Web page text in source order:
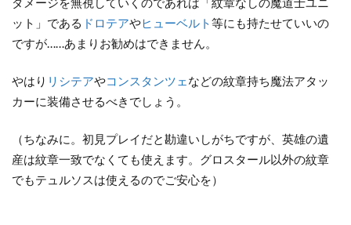
ット」である ドロテアやヒューベルト等にも持たせていいの
ですが……あまりお勧めはできません。
やはり リシテアやコンスタンツェ などの紋章持ち魔法アタッ
カーに装備させるべきでしょう。
（ちなみに。初見プレイだと勘違いしがちですが、英雄の遺
産は紋章一致でなくても使えます。グロスタール以外の紋章
でもテュルソスは使えるのでご安心を）